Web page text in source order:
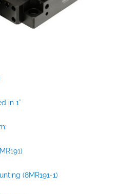
in 1°
(8MR191-1)